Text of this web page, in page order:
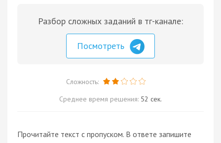
Разбор сложных заданий в тг-канале:
Посмотреть
Сложность:
Среднее время решения: 52 сек.
Прочитайте текст с пропуском. В ответе запишите